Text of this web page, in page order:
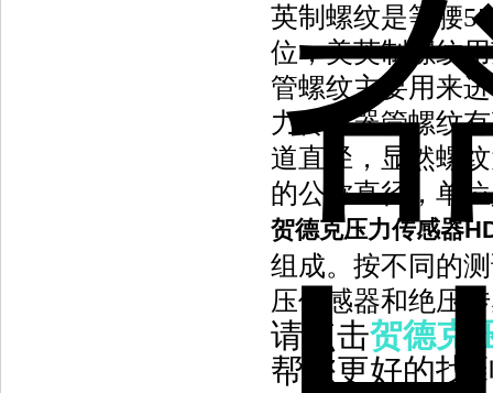
英制螺纹是等腰
位，美英制螺纹
管螺纹主要用来
力传感器管螺纹
道直径，显然螺
的公称直径，单
贺德克压力传感器
组成。按不同的
压传感器和绝压
请点击贺德克
帮您更好的找